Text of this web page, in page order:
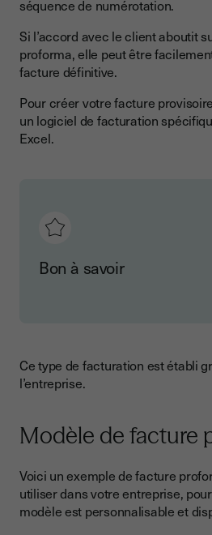
séquence de numérotation.
Si l’accord avec le client aboutit
proforma, elle peut être
facture définitive.
Pour créer votre facture
un logiciel de facturation
Excel.
Bon à savoir
Ce type de facturation est établi
l’entreprise.
Modèle de facture
Voici un exemple de facture
utiliser dans votre entreprise,
modèle est personnalisable et